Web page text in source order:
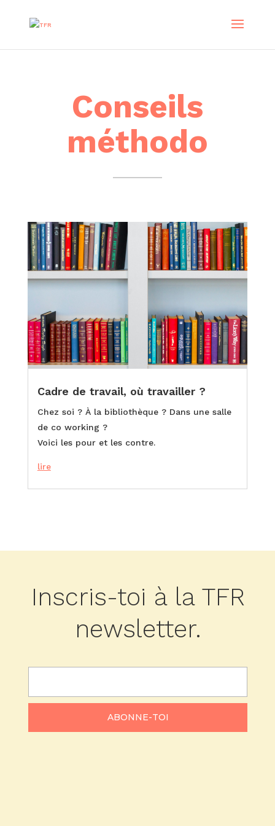
Conseils
méthodo
Cadre de travail, où travailler ?
Chez soi ? À la bibliothèque ? Dans une salle
de co working ?
Voici les pour et les contre.
lire
Inscris-toi à la TFR
newsletter.
ABONNE-TOI